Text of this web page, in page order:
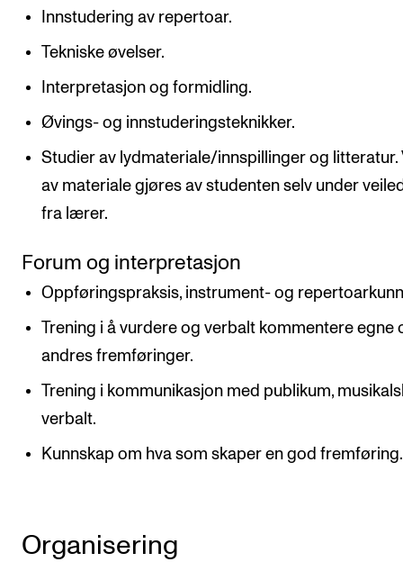
Innstudering av repertoar.
Tekniske øvelser.
Interpretasjon og formidling.
Øvings- og innstuderingsteknikker.
Studier av lydmateriale/innspillinger og litteratur.
av materiale gjøres av studenten selv under
fra lærer.
Forum og interpretasjon
Oppføringspraksis, instrument- og
Trening i å vurdere og verbalt kommentere egne
andres fremføringer.
Trening i kommunikasjon med publikum,
verbalt.
Kunnskap om hva som skaper en god fremføring.
Organisering